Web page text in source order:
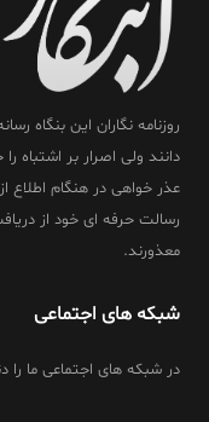
روزنامه نگاران این بنگاه
دانند ولی اصرار بر اشتباه
عذر خواهی در هنگام اطلاع
رسالت حرفه ای خود از
معذورند.
شبکه های اجتماعی
در شبکه های اجتماعی ما را